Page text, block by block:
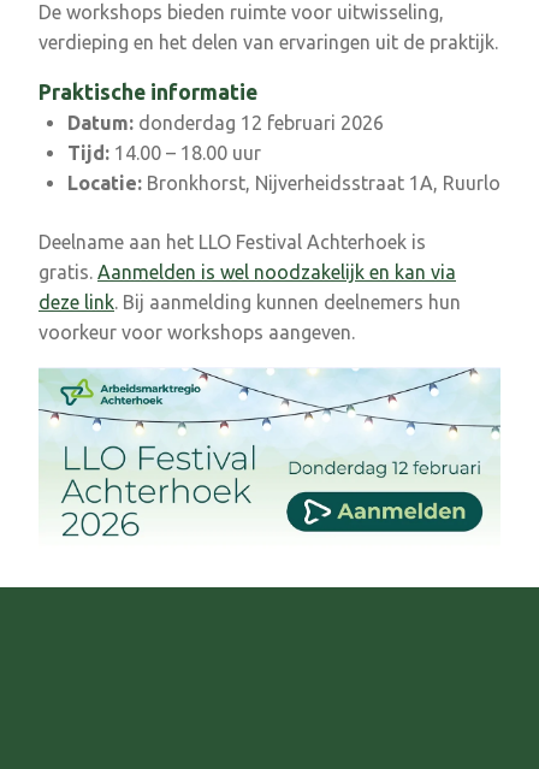
De workshops bieden ruimte voor uitwisseling,
verdieping en het delen van ervaringen uit de praktijk.
Praktische informatie
Datum: donderdag 12 februari 2026
Tijd: 14.00 – 18.00 uur
Locatie: Bronkhorst, Nijverheidsstraat 1A, Ruurlo
Deelname aan het LLO Festival Achterhoek is
gratis. Aanmelden is wel noodzakelijk en kan via
deze link. Bij aanmelding kunnen deelnemers hun
voorkeur voor workshops aangeven.